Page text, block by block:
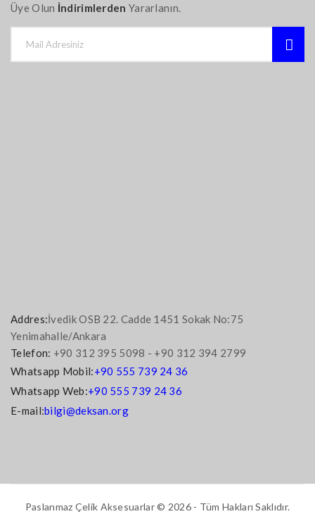
Üye Olun İndirimlerden Yararlanın.
Addres:İvedik OSB 22. Cadde 1451 Sokak No:75
Yenimahalle/Ankara
Telefon: +90 312 395 5098 - +90 312 394 2799
Whatsapp Mobil:+90 555 739 24 36
Whatsapp Web:+90 555 739 24 36
E-mail:bilgi@deksan.org
Paslanmaz Çelik Aksesuarlar © 2026 - Tüm Hakları Saklıdır.